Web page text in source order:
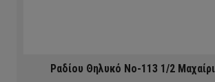
Ραδίου Θηλυκό Νο-113 1/2